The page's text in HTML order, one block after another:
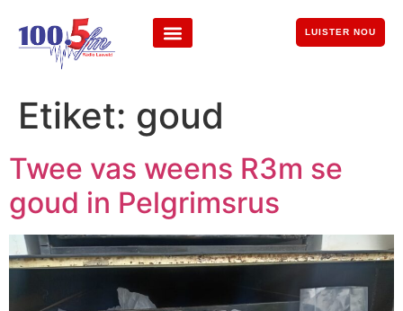
LUISTER NOU
Etiket: goud
Twee vas weens R3m se
goud in Pelgrimsrus